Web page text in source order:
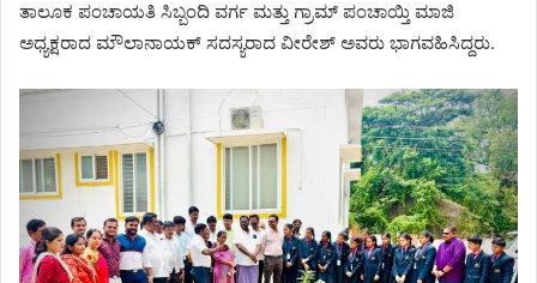
ತಾಲೂಕ ಪಂಚಾಯತಿ ಸಿಬ್ಬಂದಿ ವರ್ಗ ಮತ್ತು ಗ್ರಾಮ್ ಪಂಚಾಯ್ತಿ ಮಾಜಿ
ಅಧ್ಯಕ್ಷರಾದ ಮೌಲಾನಾಯಕ್ ಸದಸ್ಯರಾದ ವೀರೇಶ್ ಅವರು ಭಾಗವಹಿಸಿದ್ದರು.